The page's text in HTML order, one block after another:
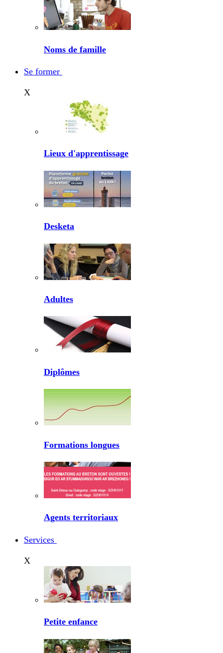
Noms de famille
Se former
X
Lieux d'apprentissage
Desketa
Adultes
Diplômes
Formations longues
Agents territoriaux
Services
X
Petite enfance